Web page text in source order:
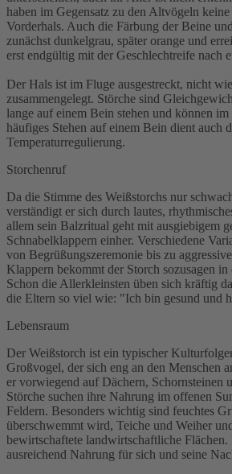
haben im Gegensatz zu den Altvögeln
Vorderhals. Auch die Färbung der Beine
zunächst dunkelgrau, später orange und
erst endgültig mit der Geschlechtreife nach
Der Hals ist im Fluge ausgestreckt, nicht
zusammengelegt. Störche sind
lange auf einem Bein stehen und können
häufiges Stehen auf einem Bein dient auch
Temperaturregulierung.
Storchenruf
Da die Stimme des Weißstorchs nur
verständigt er sich durch lautes,
allem sein Balzritual geht mit ausgiebigem
Schnabelklappern einher. Verschiedene
von Begrüßungszeremonie bis zu
Klappern bekommt der Storch sozusagen in
Schon die Allerkleinsten üben sich kräftig
die Eltern so viel wie: "Ich bin gesund und
Lebensraum
Der Weißstorch ist ein typischer
Großvogel, der sich eng an den Menschen
er vorwiegend auf Dächern, Schornsteinen
Störche suchen ihre Nahrung im offenen
Feldern. Besonders wichtig sind feuchtes
überschwemmt wird, Teiche und Weiher
bewirtschaftete landwirtschaftliche
ausreichend Nahrung für sich und seine